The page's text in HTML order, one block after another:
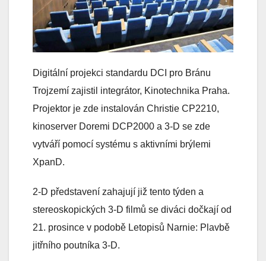
Digitální projekci standardu DCI pro Bránu
Trojzemí zajistil integrátor, Kinotechnika Praha.
Projektor je zde instalován Christie CP2210,
kinoserver Doremi DCP2000 a 3-D se zde
vytváří pomocí systému s aktivními brýlemi
XpanD.
2-D představení zahajují již tento týden a
stereoskopických 3-D filmů se diváci dočkají od
21. prosince v podobě Letopisů Narnie: Plavbě
jitřního poutníka 3-D.